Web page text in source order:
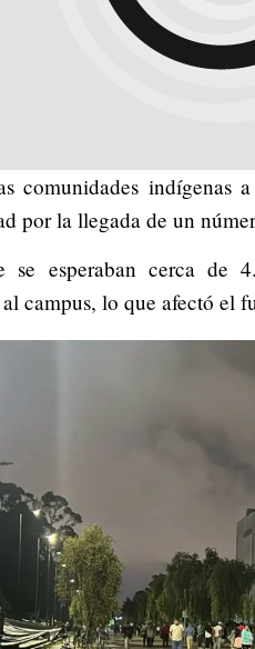
comunidades indígenas
por la llegada de un
se esperaban cerca de
campus, lo que afectó el